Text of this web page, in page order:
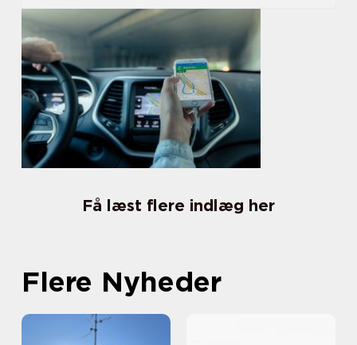
Få læst flere indlæg her
Flere Nyheder